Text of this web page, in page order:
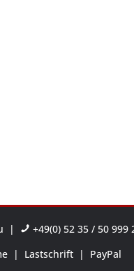
| +49(0) 52 35 / 50 999
| Lastschrift | PayPal